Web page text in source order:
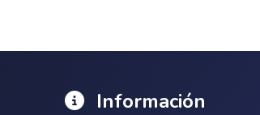
Información